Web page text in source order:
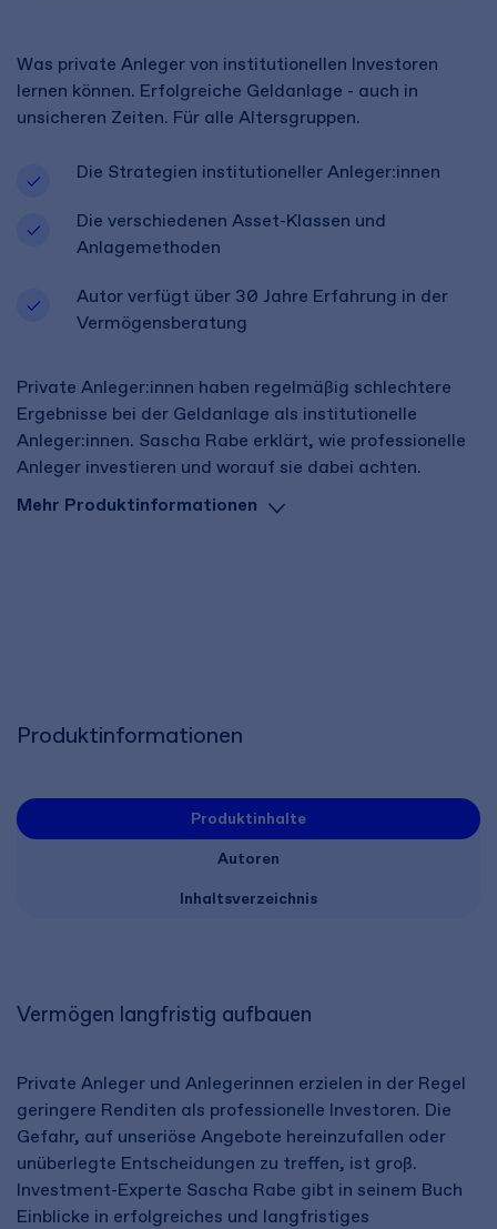
Was private Anleger von institutionellen Investoren
lernen können. Erfolgreiche Geldanlage - auch in
unsicheren Zeiten. Für alle Altersgruppen.
Die Strategien institutioneller Anleger:innen
Die verschiedenen Asset-Klassen und
Anlagemethoden
Autor verfügt über 30 Jahre Erfahrung in der
Vermögensberatung
Private Anleger:innen haben regelmäßig schlechtere
Ergebnisse bei der Geldanlage als institutionelle
Anleger:innen. Sascha Rabe erklärt, wie professionelle
Anleger investieren und worauf sie dabei achten.
Mehr Produktinformationen
Produktinformationen
Produktinhalte
Autoren
Inhaltsverzeichnis
Vermögen langfristig aufbauen
Private Anleger und Anlegerinnen erzielen in der Regel
geringere Renditen als professionelle Investoren. Die
Gefahr, auf unseriöse Angebote hereinzufallen oder
unüberlegte Entscheidungen zu treffen, ist groß.
Investment-Experte Sascha Rabe gibt in seinem Buch
Einblicke in erfolgreiches und langfristiges